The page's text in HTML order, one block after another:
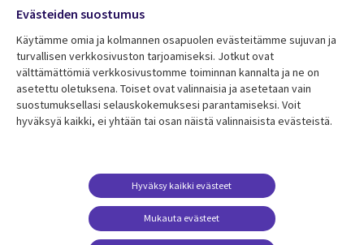
Resurssikeskus
Library
FINLAND
Asiakastarinat
Lisätietoa
Legal
Tietosuoja
Käyttöehdot
Yhteystiedot
Evästeasetuksesi
Media
FINLAND
Evästeiden suostumus
Käytämme omia ja kolmannen osapuolen evästeitämme sujuvan ja
turvallisen verkkosivuston tarjoamiseksi. Jotkut ovat
välttämättömiä verkkosivustomme toiminnan kannalta ja ne on
asetettu oletuksena. Toiset ovat valinnaisia ​​ja asetetaan vain
suostumuksellasi selauskokemuksesi parantamiseksi. Voit
hyväksyä kaikki, ei yhtään tai osan näistä valinnaisista evästeistä.
Mukauta evästeet
Hyväksy kaikki evästeet